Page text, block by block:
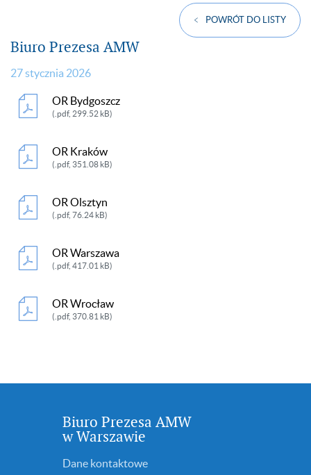
POWRÓT DO LISTY
Biuro Prezesa AMW
27 stycznia 2026
OR Bydgoszcz
(.pdf, 299.52 kB)
OR Kraków
(.pdf, 351.08 kB)
OR Olsztyn
(.pdf, 76.24 kB)
OR Warszawa
(.pdf, 417.01 kB)
OR Wrocław
(.pdf, 370.81 kB)
Biuro Prezesa AMW
w Warszawie
Dane kontaktowe